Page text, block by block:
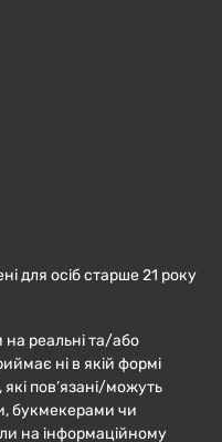
для осіб старше 21 року
на реальні та/або
ні в якій формі
пов’язані/можуть
букмекерами чи
на інформаційному